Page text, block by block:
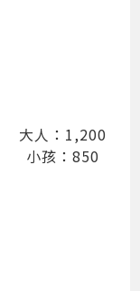
大人：1,200
小孩：850